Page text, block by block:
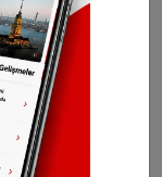
“Büyük
fazla takviye
en zayıf
karşı